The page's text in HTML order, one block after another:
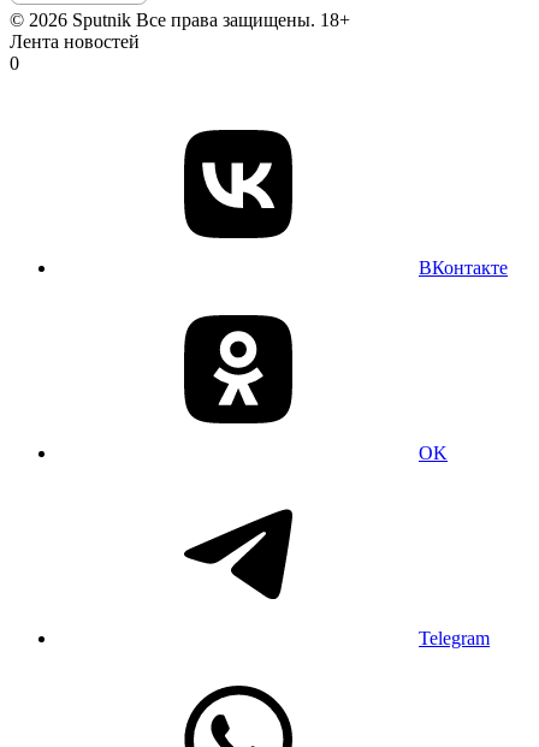
© 2026 Sputnik Все права защищены. 18+
Лента новостей
0
ВКонтакте
OK
Telegram